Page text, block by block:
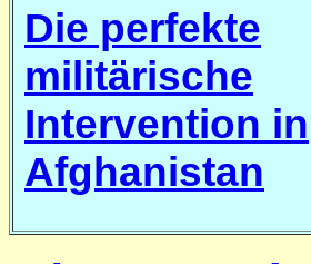
Die perfekte
militärische
Intervention in
Afghanistan